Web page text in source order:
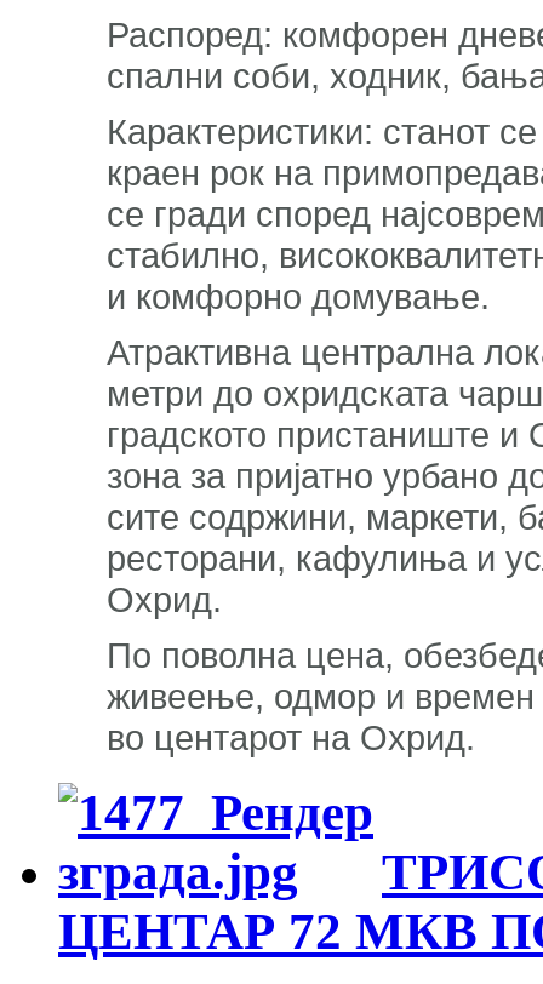
Распоред: комфорен
спални соби, ходник,
Карактеристики: станот
краен рок на
се гради според
стабилно,
и комфорно домување.
Атрактивна централна
метри до охридската
градското пристаниште
зона за пријатно урбано
сите содржини, маркети,
ресторани, кафулиња и
Охрид.
По поволна цена,
живеење, одмор и времен
во центарот на Охрид.
ЦЕНТАР 72 МКВ